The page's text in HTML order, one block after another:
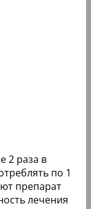
2 раза в
по 1
препарат
лечения